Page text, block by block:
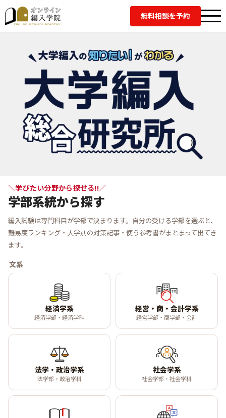
無料相談を予約
大学編入総合研究所｜編入
＼学びたい分野から探せる!!／
学部系統から探す
編入試験は専門科目が学部で決まります。自分の受ける学部を選ぶと、
難易度ランキング・大学別の対策記事・使う参考書がまとまって出てき
ます。
文系
経済学系
経済学部・経済学科
経営・商・会計学系
経営学部・商学部・会計
法学・政治学系
法学部・政治学科
社会学系
社会学部・社会学科